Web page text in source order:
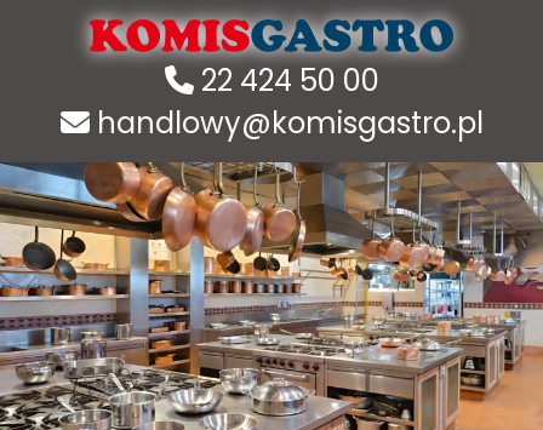
22 424 50 00
handlowy@komisgastro.pl